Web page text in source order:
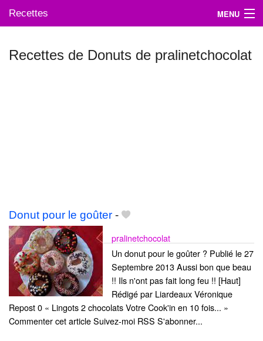
Recettes MENU
Recettes de Donuts de pralinetchocolat
Donut pour le goûter -
pralinetchocolat
Un donut pour le goûter ? Publié le 27
Septembre 2013 Aussi bon que beau
!! Ils n'ont pas fait long feu !! [Haut]
Rédigé par Liardeaux Véronique
Repost 0 « Lingots 2 chocolats Votre Cook'in en 10 fois... »
Commenter cet article Suivez-moi RSS S'abonner...